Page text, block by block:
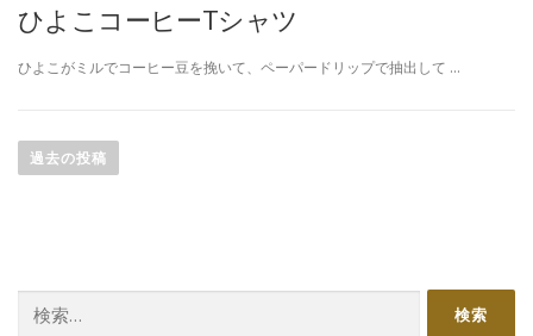
ひよこコーヒーTシャツ
ひよこがミルでコーヒー豆を挽いて、ペーパードリップで抽出して …
稿
シ
過去の投稿
索: